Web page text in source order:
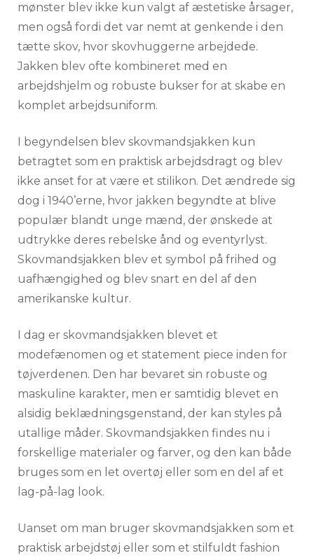
mønster blev ikke kun valgt af æstetiske årsager,
men også fordi det var nemt at genkende i den
tætte skov, hvor skovhuggerne arbejdede.
Jakken blev ofte kombineret med en
arbejdshjelm og robuste bukser for at skabe en
komplet arbejdsuniform.
I begyndelsen blev skovmandsjakken kun
betragtet som en praktisk arbejdsdragt og blev
ikke anset for at være et stilikon. Det ændrede sig
dog i 1940’erne, hvor jakken begyndte at blive
populær blandt unge mænd, der ønskede at
udtrykke deres rebelske ånd og eventyrlyst.
Skovmandsjakken blev et symbol på frihed og
uafhængighed og blev snart en del af den
amerikanske kultur.
I dag er skovmandsjakken blevet et
modefænomen og et statement piece inden for
tøjverdenen. Den har bevaret sin robuste og
maskuline karakter, men er samtidig blevet en
alsidig beklædningsgenstand, der kan styles på
utallige måder. Skovmandsjakken findes nu i
forskellige materialer og farver, og den kan både
bruges som en let overtøj eller som en del af et
lag-på-lag look.
Uanset om man bruger skovmandsjakken som et
praktisk arbejdstøj eller som et stilfuldt fashion